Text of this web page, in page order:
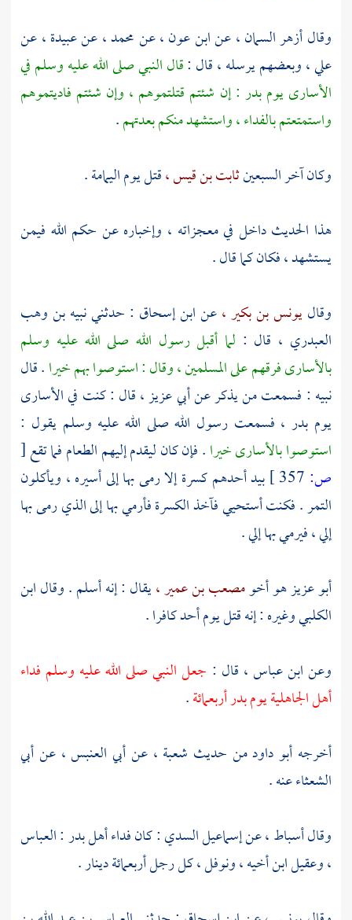
وقالأزهر السمان ،عنابن عون ،عنمحمد ،عنعبيدة ،عن
علي ،وبعضهم يرسله ، قال :قال النبي صلى الله عليه وسلم في
الأسارى يومبدر : إن شئتم قتلتموهم ، وإن شئتم فاديتموهم
واستمتعتم بالفداء ، واستشهد منكم بعدتهم.
وكان آخر السبعينثابت بن قيس ،قتل يوماليمامة.
هذا الحديث داخل في معجزاته ، وإخباره عن حكم الله فيمن
يستشهد ، فكان كما قال .
وقاليونس بن بكير ،عنابن إسحاق : حدثنينبيه بن وهب
العبدري ، قال : لما أقبل رسول الله صلى الله عليه وسلم
بالأسارى فرقهم على المسلمين ، وقال : استوصوا بهم خيرا. قال
نبيه : فسمعت من يذكر عنأبي عزيز ،قال : كنت في الأسارى
يوم بدر ، فسمعت رسول الله صلى الله عليه وسلم يقول :
استوصوا بالأسارى خيرا. فإن كان ليقدم إليهم الطعام فما تقع[
ص:
بيد أحدهم كسرة إلا رمى بها إلى أسيره ، ويأكلون
التمر . فكنت أستحيي فآخذ الكسرة فأرمي بها إلى الذي رمى بها
إلي ، فيرمي بها إلي .
أبو عزيزهو أخومصعب بن عمير ،يقال : إنه أسلم . وقالابن
الكلبيوغيره : إنه قتل يوم أحد كافرا .
وعنابن عباس ، قال : جعل النبي صلى الله عليه وسلم فداء
أهل الجاهلية يومبدرأربعمائة.
أخرجه أبو داودمن حديث شعبة ،عنأبي العنبس ،عنأبي
الشعثاءعنه .
وقالأسباط ،عنإسماعيل السدي: كان فداءأهلبدر:العباس
،وعقيلابن أخيه ،ونوفل ،كل رجل أربعمائة دينار .